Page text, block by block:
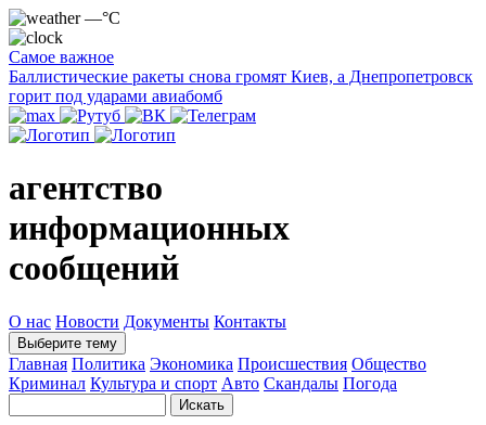
—°C
Самое важное
Баллистические ракеты снова громят Киев, а Днепропетровск
горит под ударами авиабомб
агентство
информационных
сообщений
О нас Новости Документы Контакты
Выберите тему
Главная Политика Экономика Происшествия Общество
Криминал Культура и спорт Авто Скандалы Погода